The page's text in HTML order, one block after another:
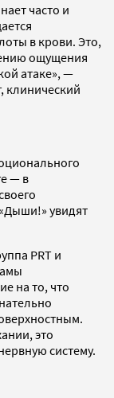
часто и
в крови. Это,
ощущения
атаке», —
клинический
— в
увидят
PRT и
на то, что
это
систему.